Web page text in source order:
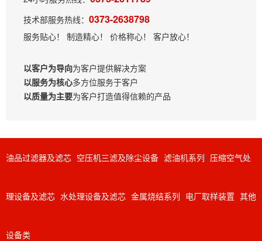
技术部服务热线： 0373-2638798
服务贴心！ 制造精心！ 价格称心！ 客户放心！
以客户为导向为客户提供解决方案
以服务为核心多方位服务于客户
以质量为主要为客户打造值得信赖的产品
油品过滤器及滤芯 空压机三滤及除尘设备 滤油机系列 压缩空气处
理设备及滤芯 水处理设备及滤芯 金属烧结系列 电厂取样装置 其他
设备类